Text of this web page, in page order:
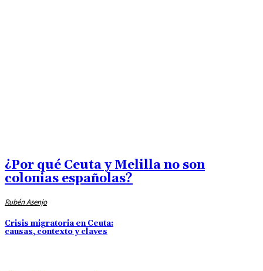
¿Por qué Ceuta y Melilla no son
colonias españolas?
Rubén Asenjo
Crisis migratoria en Ceuta:
causas, contexto y claves